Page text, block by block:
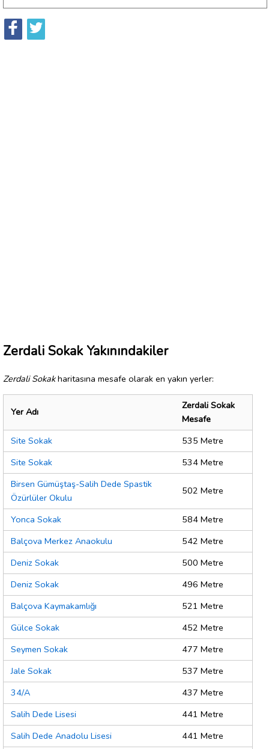
Zerdali Sokak Yakınındakiler
Zerdali Sokakharitasına mesafe olarak en yakın yerler:
Yer Adı
Zerdali Sokak
Mesafe
Site Sokak
535 Metre
Site Sokak
534 Metre
Birsen Gümüştaş-Salih Dede Spastik
Özürlüler Okulu
502 Metre
Yonca Sokak
584 Metre
Balçova Merkez Anaokulu
542 Metre
Deniz Sokak
500 Metre
Deniz Sokak
496 Metre
Balçova Kaymakamlığı
521 Metre
Gülce Sokak
452 Metre
Seymen Sokak
477 Metre
Jale Sokak
537 Metre
34/A
437 Metre
Salih Dede Lisesi
441 Metre
Salih Dede Anadolu Lisesi
441 Metre